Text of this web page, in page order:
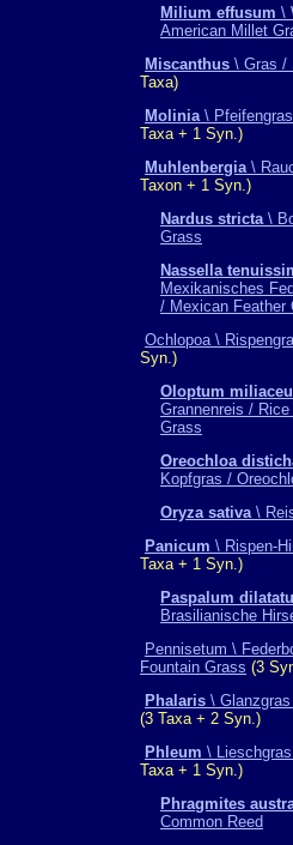
Milium effusum \
American Millet
Miscanthus \ Gras /
Taxa)
Molinia\
Taxa + 1 Syn.)
Muhlenbergia\
Taxon + 1 Syn.)
Nardus stricta\
Grass
Nassella
Mexikanisches
/ Mexican Feather
Ochlopoa \
Syn.)
Oloptum
Grannenreis /
Grass
Oreochloa
Kopfgras /
Oryza sativa\
Panicum \ Rispen-
Taxa + 1 Syn.)
Paspalum
Brasilianische
Pennisetum \
Fountain Grass (3
Phalaris \
(3 Taxa + 2 Syn.)
Phleum \ Lieschgras
Taxa + 1 Syn.)
Phragmites
Common Reed